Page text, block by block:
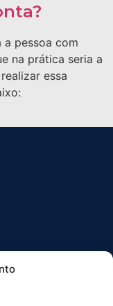
pessoa com
na prática seria a
essa
abaixo: